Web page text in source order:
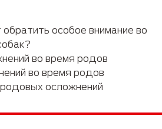
особое внимание во
во время родов
во время родов
осложнений